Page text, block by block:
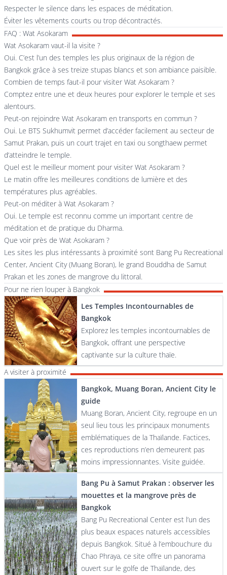
Respecter le silence dans les espaces de méditation.
Éviter les vêtements courts ou trop décontractés.
FAQ : Wat Asokaram
Wat Asokaram vaut-il la visite ?
Oui. C’est l’un des temples les plus originaux de la région de
Bangkok grâce à ses treize stupas blancs et son ambiance paisible.
Combien de temps faut-il pour visiter Wat Asokaram ?
Comptez entre une et deux heures pour explorer le temple et ses
alentours.
Peut-on rejoindre Wat Asokaram en transports en commun ?
Oui. Le BTS Sukhumvit permet d’accéder facilement au secteur de
Samut Prakan, puis un court trajet en taxi ou songthaew permet
d’atteindre le temple.
Quel est le meilleur moment pour visiter Wat Asokaram ?
Le matin offre les meilleures conditions de lumière et des
températures plus agréables.
Peut-on méditer à Wat Asokaram ?
Oui. Le temple est reconnu comme un important centre de
méditation et de pratique du Dharma.
Que voir près de Wat Asokaram ?
Les sites les plus intéressants à proximité sont Bang Pu Recreational
Center, Ancient City (Muang Boran), le grand Bouddha de Samut
Prakan et les zones de mangrove du littoral.
Pour ne rien louper à Bangkok
Les Temples Incontournables de
Bangkok
Explorez les temples incontournables de
Bangkok, offrant une perspective
captivante sur la culture thaïe.
A visiter à proximité
Bangkok, Muang Boran, Ancient City le
guide
Muang Boran, Ancient City, regroupe en un
seul lieu tous les principaux monuments
emblématiques de la Thaïlande. Factices,
ces reproductions n’en demeurent pas
moins impressionnantes. Visite guidée.
Bang Pu à Samut Prakan : observer les
mouettes et la mangrove près de
Bangkok
Bang Pu Recreational Center est l’un des
plus beaux espaces naturels accessibles
depuis Bangkok. Situé à l’embouchure du
Chao Phraya, ce site offre un panorama
ouvert sur le golfe de Thaïlande, des